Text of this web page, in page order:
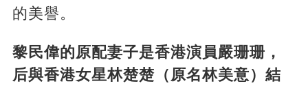
的美譽。
黎民偉的原配妻子是香港演員嚴珊珊，
后與香港女星林楚楚（原名林美意）結